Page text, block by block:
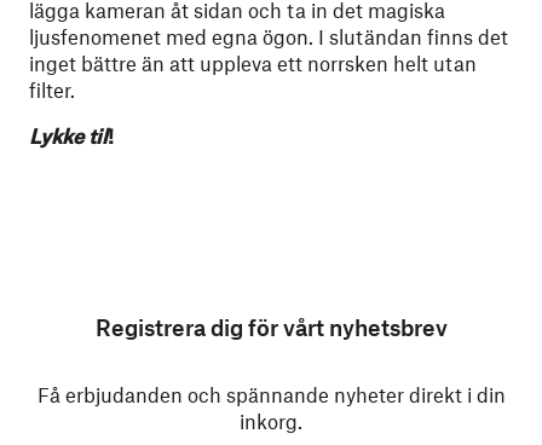
lägga kameran åt sidan och ta in det magiska
ljusfenomenet med egna ögon. I slutändan finns det
inget bättre än att uppleva ett norrsken helt utan
filter.
Lykke til!
Registrera dig för vårt nyhetsbrev
Få erbjudanden och spännande nyheter direkt i din
inkorg.